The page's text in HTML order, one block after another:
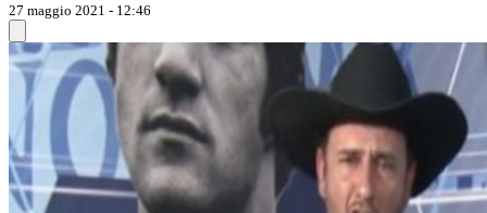
27 maggio 2021 - 12:46